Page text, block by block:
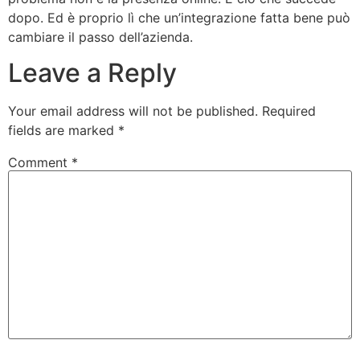
dopo. Ed è proprio lì che un’integrazione fatta bene può
cambiare il passo dell’azienda.
Leave a Reply
Your email address will not be published. Required
fields are marked *
Comment *